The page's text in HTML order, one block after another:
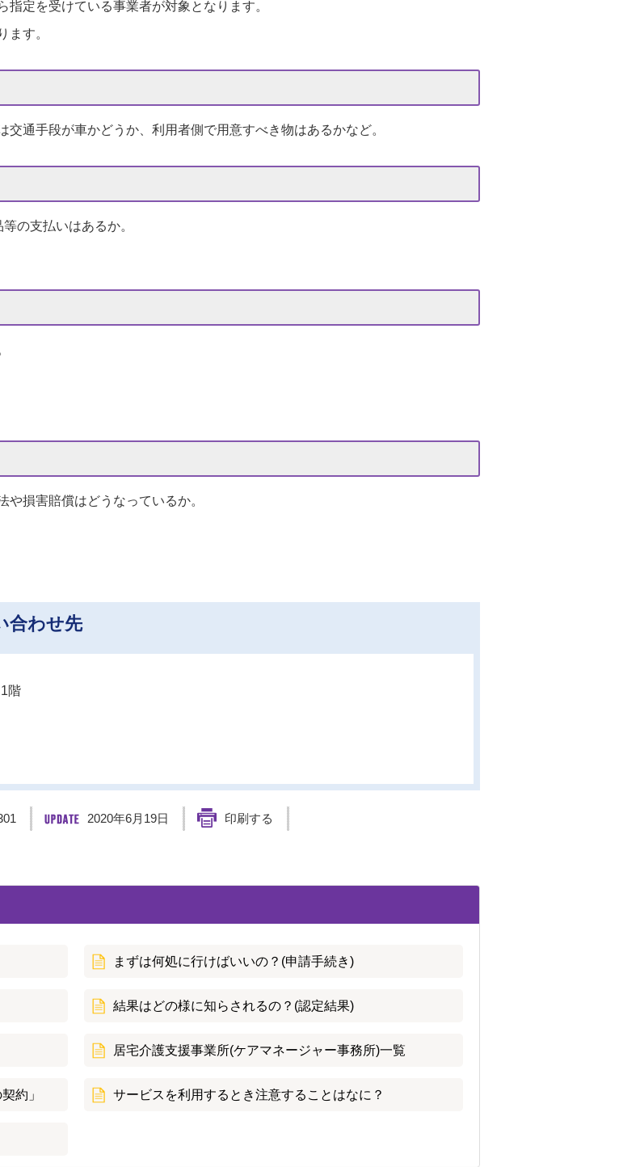
定を受けている事業者が対象となります。
ます。
通手段が車かどうか、利用者側で用意すべき物はあるかなど。
の支払いはあるか。
損害賠償はどうなっているか。
合わせ先
階
2020年6月19日 印刷する
まずは何処に行けばいいの？(申請手続き)
結果はどの様に知らされるの？(認定結果)
居宅介護支援事業所(ケアマネージャー事務所)一覧
約」 サービスを利用するとき注意することはなに？